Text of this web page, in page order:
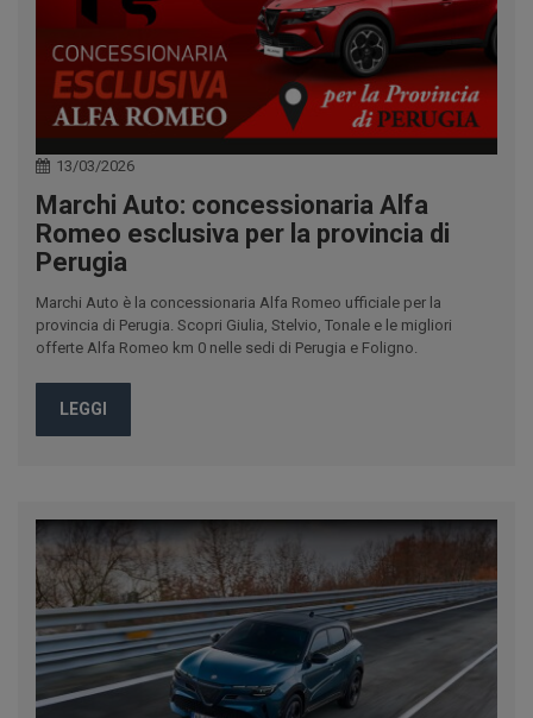
13/03/2026
Marchi Auto: concessionaria Alfa
Romeo esclusiva per la provincia di
Perugia
Marchi Auto è la concessionaria Alfa Romeo ufficiale per la
provincia di Perugia. Scopri Giulia, Stelvio, Tonale e le migliori
offerte Alfa Romeo km 0 nelle sedi di Perugia e Foligno.
LEGGI